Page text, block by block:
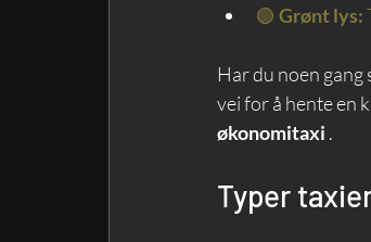
🟢 Grønt lys:
Har du noen gang
vei for å hente en
økonomitaxi .
Typer